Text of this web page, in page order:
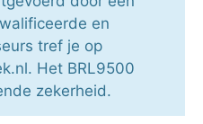
en
tref je op
Het BRL9500
zekerheid.